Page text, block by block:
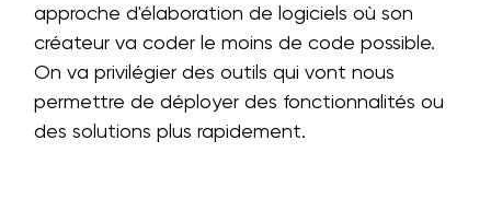
approche d'élaboration de logiciels où son
créateur va coder le moins de code possible.
On va privilégier des outils qui vont nous
permettre de déployer des fonctionnalités ou
des solutions plus rapidement.